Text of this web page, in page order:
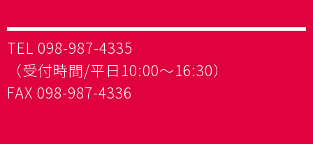
TEL 098-987-4335
（受付時間/平日10:00～16:30）
FAX 098-987-4336